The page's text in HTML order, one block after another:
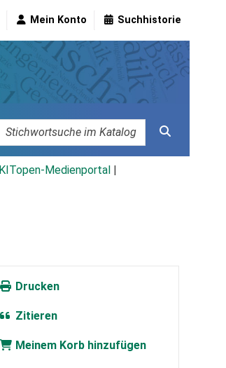
Mein Konto Suchhistorie
KITopen-Medienportal
Drucken
Zitieren
Meinem Korb hinzufügen